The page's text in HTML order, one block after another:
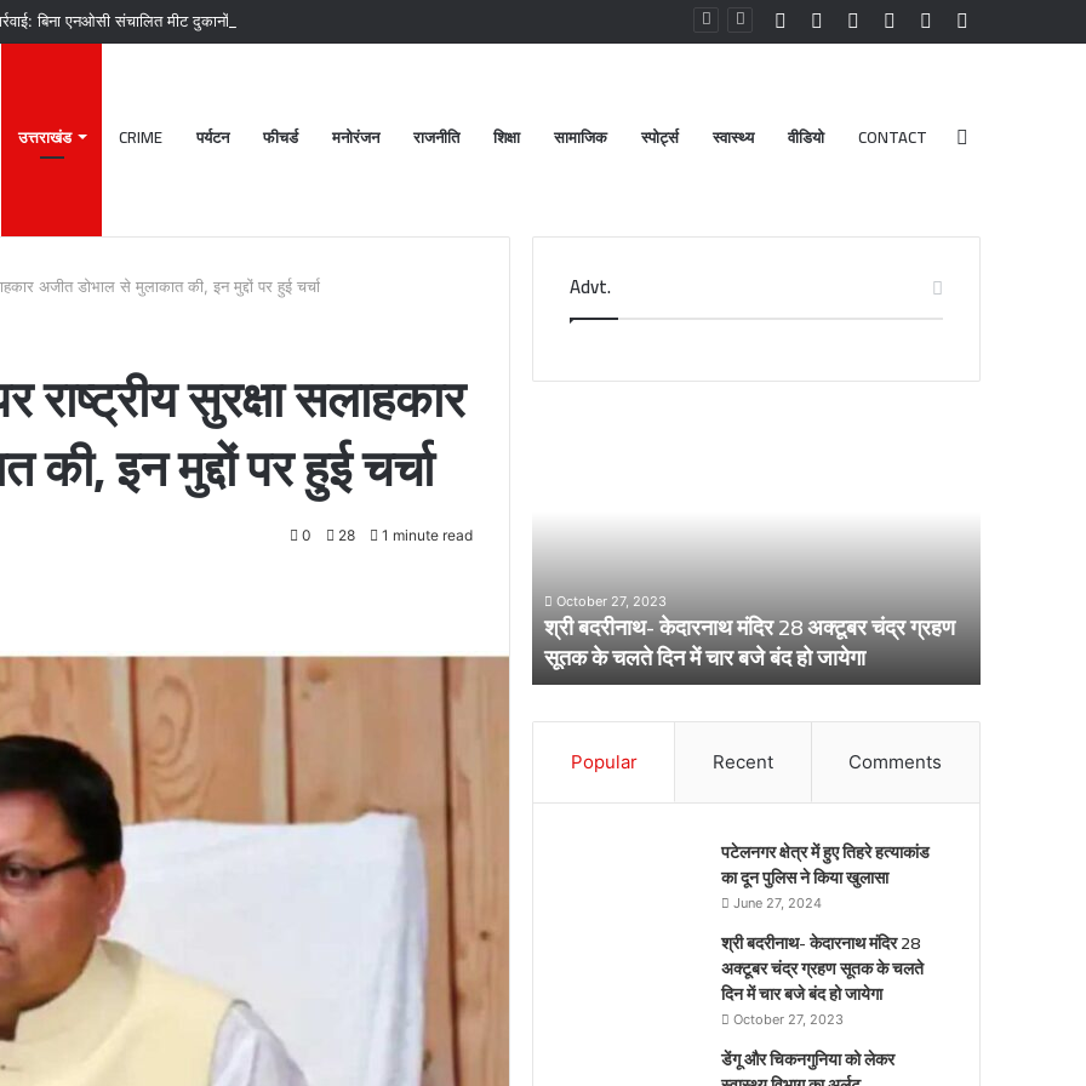
बिना एनओसी संचालित मीट दुकानों पर चला अभियान, 45250 रुपये का चालान
Random
Log
Instagram
YouTube
Facebook
उत्तराखंड CRIME पर्यटन फीचर्ड मनोरंजन राजनीति शिक्षा सामाजिक स्पोर्ट्स स्वास्थ्य वीडियो CONTACT
अजीत डोभाल से मुलाकात की, इन मुद्दों पर हुई चर्चा
राष्ट्रीय सुरक्षा सलाहकार
इन मुद्दों पर हुई चर्चा
0 28 1 minute read
Advt.
श्री
बदरीनाथ-
केदारनाथ
के
बजे
बंद
श्री बदरीनाथ- केदारनाथ मंदिर 28 अक्टूबर चंद्र ग्रहण
सूतक के चलते दिन में चार बजे बंद हो जायेगा
का
अर्लटApril 29, 2024
डेंगू और चिकनगुनिया को लेकर स्वास्थ्य विभाग का अर्लट
Popular Recent Comments
पटेलनगर क्षेत्र में हुए तिहरे हत्याकांड
का दून पुलिस ने किया खुलासा
June 27, 2024
श्री बदरीनाथ- केदारनाथ मंदिर 28
अक्टूबर चंद्र ग्रहण सूतक के चलते
दिन में चार बजे बंद हो जायेगा
October 27, 2023
डेंगू और चिकनगुनिया को लेकर